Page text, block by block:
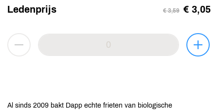
Ledenprijs € 3,59 € 3,05
Al sinds 2009 bakt Dapp echte frieten van biologische